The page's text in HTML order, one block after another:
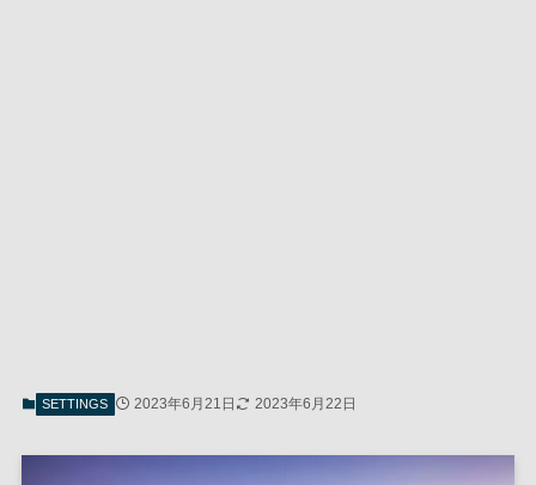
SETTINGS 2023年6月21日 2023年6月22日